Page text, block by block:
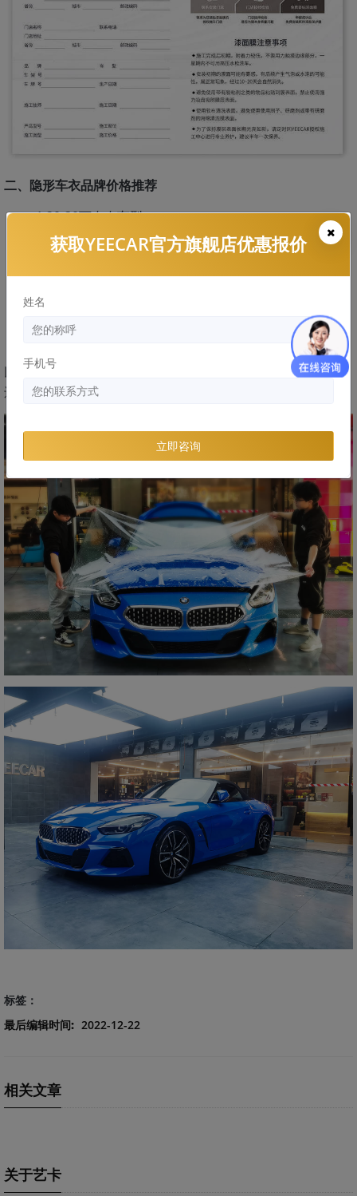
二、隐形车衣品牌价格推荐
1.20-30万左右车型
YEECAR G5，价格：8000-8800元左右
YEECAR G6，价格：11800-12500元左右
2.40-50万以上车型
YEECAR G9，价格：15000-16000元左右
以上几点切记切记，在购买车衣前一定好好的查查问问。如果
还是不清楚，可以通过官网咨询我们！
标签：
最后编辑时间: 2022-12-22
相关文章
关于艺卡
获取YEECAR官方旗舰店优惠报价
姓名
手机号
立即咨询